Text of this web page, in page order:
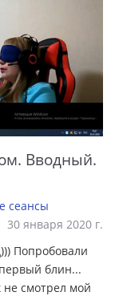
Вводный.
сеансы
30 января 2020 г.
Попробовали
блин...
не смотрел мой